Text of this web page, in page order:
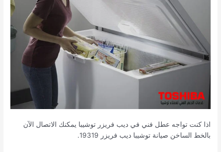
اذا كنت تواجه عطل فني في ديب فريزر توشيبا يمكنك الاتصال الآن
بالخط الساخن صيانة توشيبا ديب فريزر 19319.